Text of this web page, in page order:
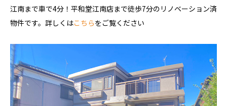
江南まで車で4分！平和堂江南店まで徒歩7分のリノベーション済
物件です。詳しくはこちらをご覧ください